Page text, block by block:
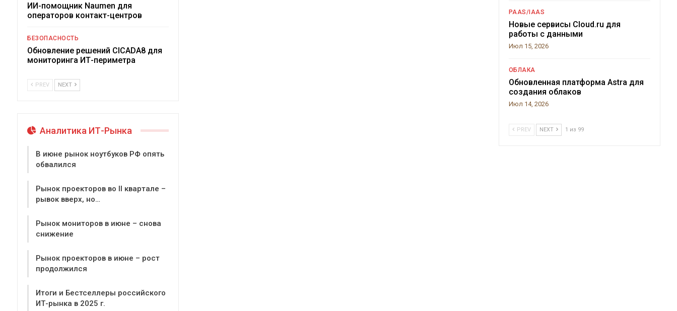
ИИ-помощник Naumen для
операторов контакт-центров
БЕЗОПАСНОСТЬ
Обновление решений CICADA8 для
мониторинга ИТ-периметра
PREV NEXT
Аналитика ИТ-Рынка
В июне рынок ноутбуков РФ опять
обвалился
Рынок проекторов во II квартале –
рывок вверх, но…
Рынок мониторов в июне – снова
снижение
Рынок проекторов в июне – рост
продолжился
Итоги и Бестселлеры российского
ИТ-рынка в 2025 г.
PAAS/IAAS
Новые сервисы Cloud.ru для
работы с данными
Июл 15, 2026
ОБЛАКА
Обновленная платформа Astra для
создания облаков
Июл 14, 2026
PREV NEXT 1 из 99